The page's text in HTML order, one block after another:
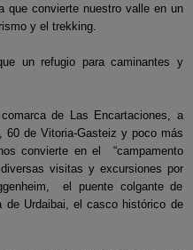
que convierte nuestro valle en un
y el trekking.
un refugio para caminantes y
de Las Encartaciones, a
60 de Vitoria-Gasteiz y poco más
convierte en el “campamento
visitas y excursiones por
el puente colgante de
de Urdaibai, el casco histórico de